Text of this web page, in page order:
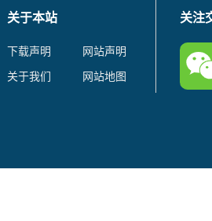
关于本站
下载声明
网站声明
关于我们
网站地图
关注